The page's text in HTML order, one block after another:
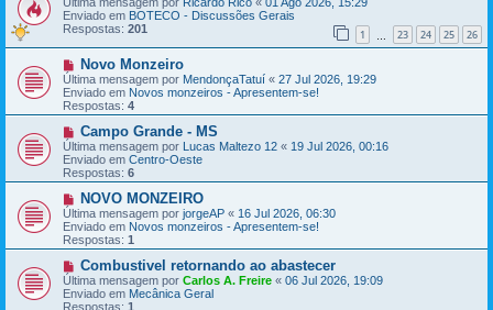
s
a
g
e
m
v
a
m
e
s
a
g
e
m
Enviado em BOTECO - Discussões Gerais
Respostas: 201 1 23 24 25 26
N
o
v
a
m
e
n
s
a
g
e
m
Novo Monzeiro
Última mensagem por MendonçaTatuí « 27 Jul 2026, 19:29
Enviado em Novos monzeiros - Apresentem-se!
Respostas: 4
N
o
v
a
m
e
n
s
a
g
e
m
Campo Grande - MS
Última mensagem por Lucas Maltezo 12 « 19 Jul 2026, 00:16
Enviado em Centro-Oeste
Respostas: 6
N
o
v
a
m
e
n
s
a
NOVO MONZEIRO
Última mensagem por jorgeAP « 16 Jul 2026, 06:30
Enviado em Novos monzeiros - Apresentem-se!
Respostas: 1
N
o
v
a
Combustivel retornando ao abastecer
Última mensagem por Carlos A. Freire « 06 Jul 2026, 19:09
Enviado em Mecânica Geral
Respostas: 1